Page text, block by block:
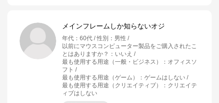
メインフレームしか知らないオジ
年代 ： 60代 性別 ： 男性
以前にマウスコンピューター製品をご購入されたこ
とはありますか？ ： いいえ
最も使用する用途（一般・ビジネス）
： オフィスソ
フト
最も使用する用途（ゲーム）
： ゲームはしない
最も使用する用途（クリエイティブ）
： クリエイテ
ィブはしない